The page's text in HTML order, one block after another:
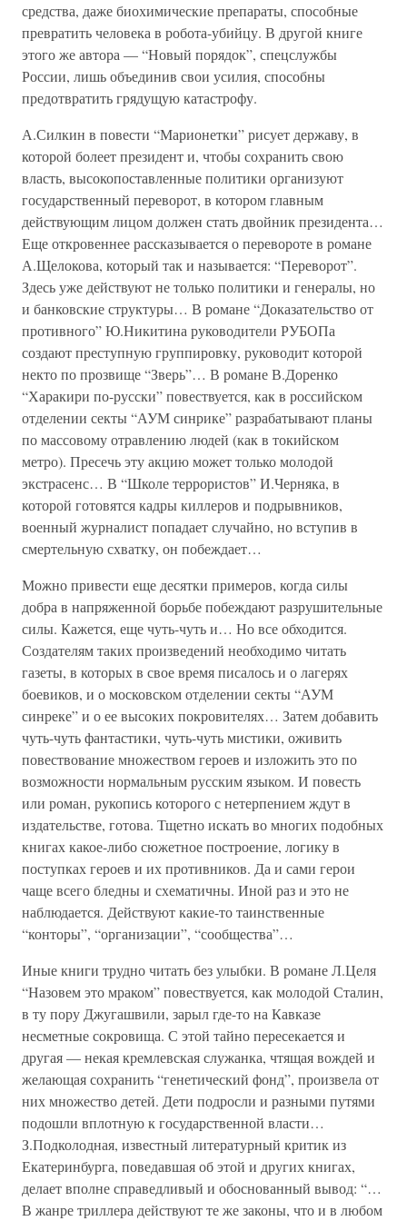
средства, даже биохимические препараты, способные
превратить человека в робота-убийцу. В другой книге
этого же автора — “Новый порядок”, спецслужбы
России, лишь объединив свои усилия, способны
предотвратить грядущую катастрофу.
А.Силкин в повести “Марионетки” рисует державу, в
которой болеет президент и, чтобы сохранить свою
власть, высокопоставленные политики организуют
государственный переворот, в котором главным
действующим лицом должен стать двойник президента…
Еще откровеннее рассказывается о перевороте в романе
А.Щелокова, который так и называется: “Переворот”.
Здесь уже действуют не только политики и генералы, но
и банковские структуры… В романе “Доказательство от
противного” Ю.Никитина руководители РУБОПа
создают преступную группировку, руководит которой
некто по прозвище “Зверь”… В романе В.Доренко
“Харакири по-русски” повествуется, как в российском
отделении секты “АУМ синрике” разрабатывают планы
по массовому отравлению людей (как в токийском
метро). Пресечь эту акцию может только молодой
экстрасенс… В “Школе террористов” И.Черняка, в
которой готовятся кадры киллеров и подрывников,
военный журналист попадает случайно, но вступив в
смертельную схватку, он побеждает…
Можно привести еще десятки примеров, когда силы
добра в напряженной борьбе побеждают разрушительные
силы. Кажется, еще чуть-чуть и… Но все обходится.
Создателям таких произведений необходимо читать
газеты, в которых в свое время писалось и о лагерях
боевиков, и о московском отделении секты “АУМ
синреке” и о ее высоких покровителях… Затем добавить
чуть-чуть фантастики, чуть-чуть мистики, оживить
повествование множеством героев и изложить это по
возможности нормальным русским языком. И повесть
или роман, рукопись которого с нетерпением ждут в
издательстве, готова. Тщетно искать во многих подобных
книгах какое-либо сюжетное построение, логику в
поступках героев и их противников. Да и сами герои
чаще всего бледны и схематичны. Иной раз и это не
наблюдается. Действуют какие-то таинственные
“конторы”, “организации”, “сообщества”…
Иные книги трудно читать без улыбки. В романе Л.Целя
“Назовем это мраком” повествуется, как молодой Сталин,
в ту пору Джугашвили, зарыл где-то на Кавказе
несметные сокровища. С этой тайно пересекается и
другая — некая кремлевская служанка, чтящая вождей и
желающая сохранить “генетический фонд”, произвела от
них множество детей. Дети подросли и разными путями
подошли вплотную к государственной власти…
З.Подколодная, известный литературный критик из
Екатеринбурга, поведавшая об этой и других книгах,
делает вполне справедливый и обоснованный вывод: “…
В жанре триллера действуют те же законы, что и в любом